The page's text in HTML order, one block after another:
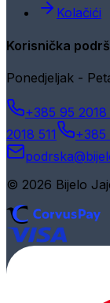
Kolačići
Korisnička
Ponedjeljak -
+385 95
2018 511
+385
© 2026 Bijelo